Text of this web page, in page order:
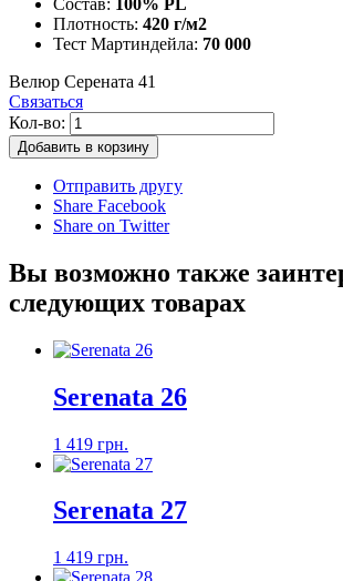
Плотность: 420 г/м2
Тест Мартиндейла: 70 000
Велюр Серената 41
Связаться
Кол-во:
Добавить в корзину
Отправить другу
Share Facebook
Share on Twitter
Вы возможно также
следующих товарах
Serenata 26
1 419 грн.
Serenata 27
1 419 грн.